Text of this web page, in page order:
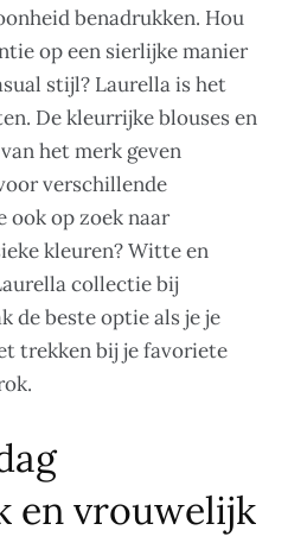
benadrukken. Hou
op een sierlijke manier
stijl? Laurella is het
De kleurrijke blouses en
het merk geven
verschillende
ook op zoek naar
kleuren? Witte en
collectie bij
de beste optie als je je
trekken bij je favoriete
en vrouwelijk